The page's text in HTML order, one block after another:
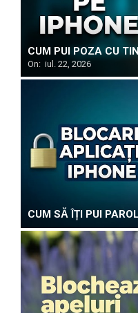
CUM PUI POZA CU
On: iul. 22, 2026
CUM SĂ ÎȚI PUI